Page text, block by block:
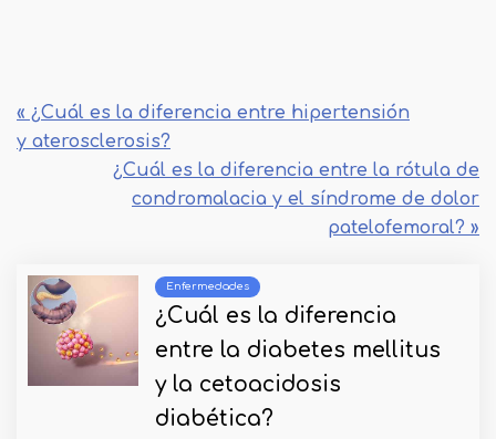
« ¿Cuál es la diferencia entre hipertensión
y aterosclerosis?
¿Cuál es la diferencia entre la rótula de
condromalacia y el síndrome de dolor
patelofemoral? »
Enfermedades
¿Cuál es la diferencia
entre la diabetes mellitus
y la cetoacidosis
diabética?